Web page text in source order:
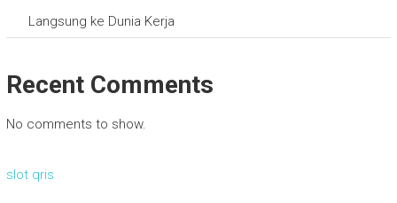
Langsung ke Dunia Kerja
Recent Comments
No comments to show.
slot qris